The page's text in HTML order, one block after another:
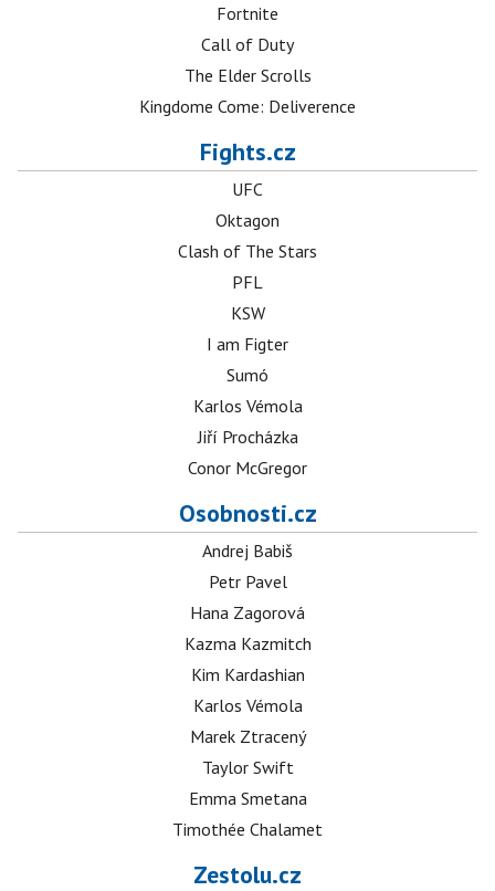
Fortnite
Call of Duty
The Elder Scrolls
Kingdome Come: Deliverence
Fights.cz
UFC
Oktagon
Clash of The Stars
PFL
KSW
I am Figter
Sumó
Karlos Vémola
Jiří Procházka
Conor McGregor
Osobnosti.cz
Andrej Babiš
Petr Pavel
Hana Zagorová
Kazma Kazmitch
Kim Kardashian
Karlos Vémola
Marek Ztracený
Taylor Swift
Emma Smetana
Timothée Chalamet
Zestolu.cz